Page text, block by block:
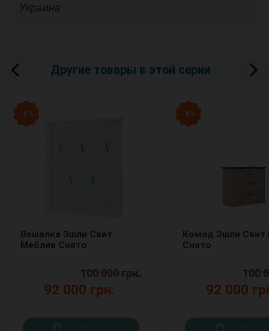
Украина
Другие товары в этой серии
- 8 %
Вешалка Эшли Свит
Меблив Снято
92 000 грн.
100 000 грн.
- 8 %
Комод Эшли Свит
Снято
92 000
100